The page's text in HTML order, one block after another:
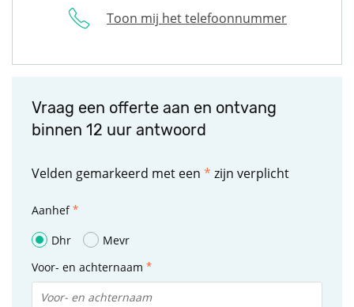
Toon mij het telefoonnummer
Vraag een offerte aan en ontvang
binnen 12 uur antwoord
Velden gemarkeerd met een * zijn verplicht
Aanhef
Dhr
Mevr
Voor- en achternaam